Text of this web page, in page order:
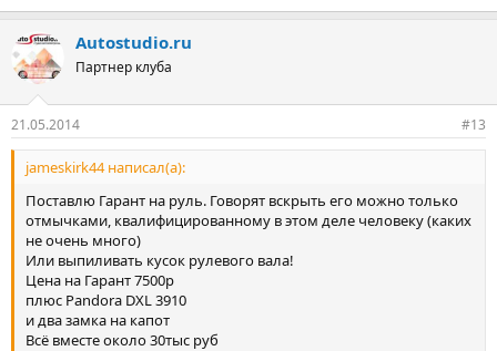
Autostudio.ru
Партнер клуба
21.05.2014 #13
jameskirk44 написал(а):
Поставлю Гарант на руль. Говорят вскрыть его можно только
отмычками, квалифицированному в этом деле человеку (каких
не очень много)
Или выпиливать кусок рулевого вала!
Цена на Гарант 7500р
плюс Pandora DXL 3910
и два замка на капот
Всё вместе около 30тыс руб